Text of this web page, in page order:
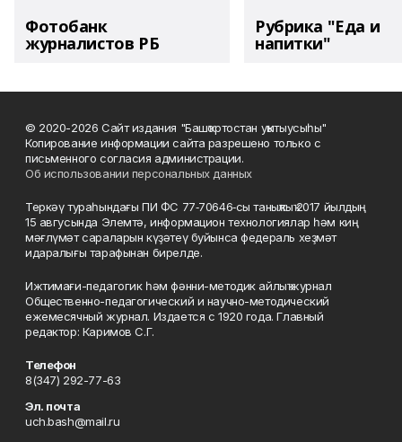
Фотобанк
журналистов РБ
Рубрика "Еда и
напитки"
© 2020-2026 Сайт издания "Башҡортостан уҡытыусыһы"
Копирование информации сайта разрешено только с
письменного согласия администрации.
Об использовании персональных данных
Теркәү тураһындағы ПИ ФС 77‑70646‑сы таныҡлыҡ 2017 йылдың
15 авгусында Элемтә, информацион технологиялар һәм киң
мәғлүмәт сараларын күҙәтеү буйынса федераль хеҙмәт
идаралығы тарафынан бирелде.
Ижтимағи-педагогик һәм фәнни-методик айлыҡ журнал
Общественно-педагогический и научно-методический
ежемесячный журнал. Издается с 1920 года. Главный
редактор: Каримов С.Г.
Телефон
8(347) 292-77-63
Эл. почта
uch.bash@mail.ru